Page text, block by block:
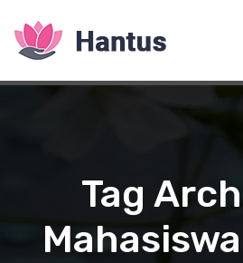
t
Tag